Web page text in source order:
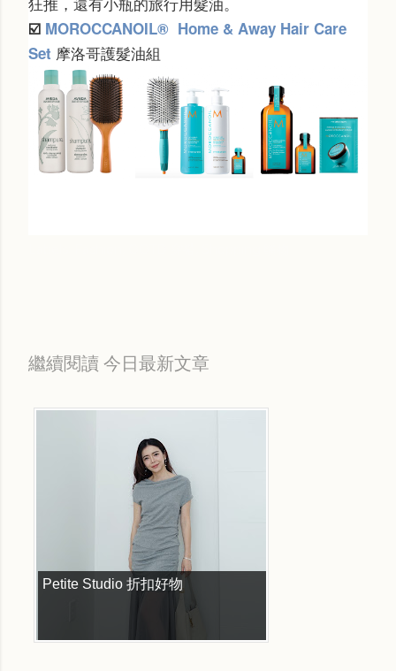
☑️ MOROCCANOIL® Home & Away Hair Care
Set 摩洛哥護髮油組
繼續閱讀 今日最新文章
Petite Studio 折扣好物